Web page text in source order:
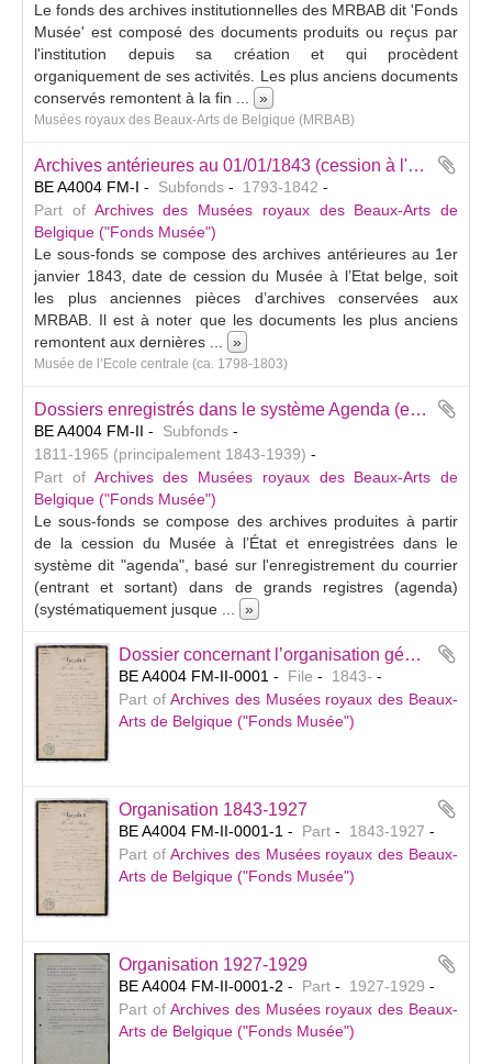
Le fonds des archives institutionnelles des MRBAB dit 'Fonds
Musée' est composé des documents produits ou reçus par
l'institution depuis sa création et qui procèdent
organiquement de ses activités. Les plus anciens documents
conservés remontent à la fin ... »
Musées royaux des Beaux-Arts de Belgique (MRBAB)
Archives antérieures au 01/01/1843 (cession à l'Etat)
BE A4004 FM-I Subfonds
1793-1842
Part of Archives des Musées royaux des Beaux-Arts de
Belgique ("Fonds Musée")
Le sous-fonds se compose des archives antérieures au 1er
janvier 1843, date de cession du Musée à l’Etat belge, soit
les plus anciennes pièces d’archives conservées aux
MRBAB. Il est à noter que les documents les plus anciens
remontent aux dernières ... »
Musée de l’Ecole centrale (ca. 1798-1803)
Dossiers enregistrés dans le système Agenda (en usage entre 1843 et 1940 environ)
BE A4004 FM-II
Subfonds
1811-1965 (principalement 1843-1939)
Part of Archives des Musées royaux des Beaux-Arts de
Belgique ("Fonds Musée")
Le sous-fonds se compose des archives produites à partir
de la cession du Musée à l’État et enregistrées dans le
système dit "agenda", basé sur l'enregistrement du courrier
(entrant et sortant) dans de grands registres (agenda)
(systématiquement jusque ... »
Dossier concernant l’organisation générale du Musée.
BE A4004 FM-II-0001 File
1843-
Part of Archives des Musées royaux des Beaux-
Arts de Belgique ("Fonds Musée")
Organisation 1843-1927
BE A4004 FM-II-0001-1 Part
1843-1927
Part of Archives des Musées royaux des Beaux-
Arts de Belgique ("Fonds Musée")
Organisation 1927-1929
BE A4004 FM-II-0001-2 Part
1927-1929
Part of Archives des Musées royaux des Beaux-
Arts de Belgique ("Fonds Musée")